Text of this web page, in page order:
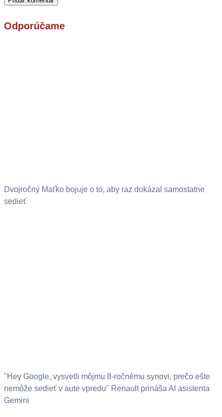
Odporúčame
Dvojročný Maťko bojuje o to, aby raz dokázal samostatne
sedieť
"Hey Google, vysvetli môjmu 8-ročnému synovi, prečo ešte
nemôže sedieť v aute vpredu" Renault prináša AI asistenta
Gemini